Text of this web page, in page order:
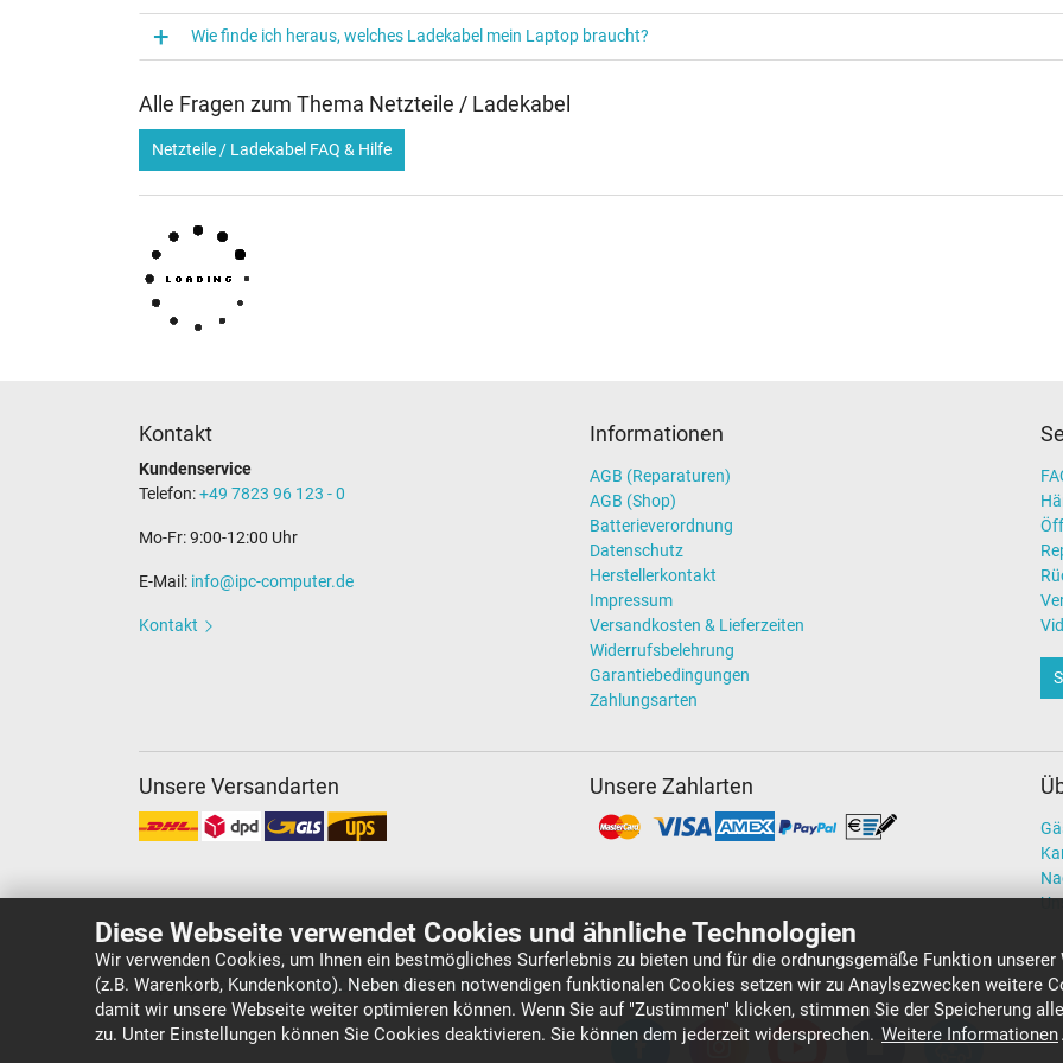
Diese Webseite verwendet Cookies und ähnliche Technologien
Wir verwenden Cookies, um Ihnen ein bestmögliches Surferlebnis zu bieten und für die ordnungsgemäße Funktion unserer
(z.B. Warenkorb, Kundenkonto). Neben diesen notwendigen funktionalen Cookies setzen wir zu Anaylsezwecken weitere
damit wir unsere Webseite weiter optimieren können. Wenn Sie auf "Zustimmen" klicken, stimmen Sie der Speicherung
zu. Unter Einstellungen können Sie Cookies deaktivieren. Sie können dem jederzeit widersprechen. Weitere Informationen.
Wie finde ich heraus, welches Ladekabel mein Laptop braucht?
Alle Fragen zum Thema Netzteile / Ladekabel
Netzteile / Ladekabel FAQ & Hilfe
Kontakt
Kundenservice
Telefon:+49 7823 96 123 - 0
Mo-Fr: 9:00-12:00 Uhr
E-Mail: info@ipc-computer.de
Kontakt
Informationen
AGB (Reparaturen)
AGB (Shop)
Batterieverordnung
Datenschutz
Herstellerkontakt
Impressum
Versandkosten & Lieferzeiten
Widerrufsbelehrung
Garantiebedingungen
Zahlungsarten
Unsere Versandarten Unsere Zahlarten
Copyright ©IPC-Computer Deutschland GmbH